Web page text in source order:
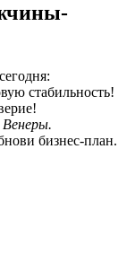
стабильность!
Венеры.
бизнес-план.